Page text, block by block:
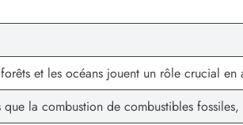
forêts et les océans jouent un rôle crucial
que la combustion de combustibles